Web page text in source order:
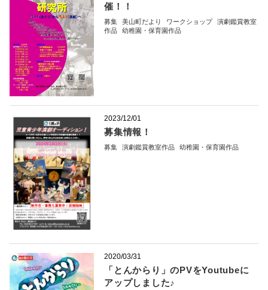
催！！
募集 美山町だより ワークショップ 演劇鑑賞教室
作品
幼稚園・保育園作品
2023/12/01
募集情報！
募集 演劇鑑賞教室作品 幼稚園・保育園作品
2020/03/31
「とんからり」のPVをYoutubeに
アップしました♪